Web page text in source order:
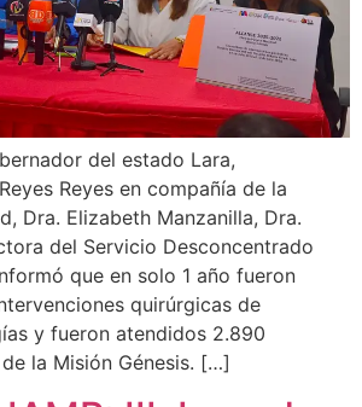
del estado Lara,
Reyes en compañía de la
Dra. Elizabeth Manzanilla, Dra.
del Servicio Desconcentrado
que en solo 1 año fueron
quirúrgicas de
y fueron atendidos 2.890
la Misión Génesis. […]